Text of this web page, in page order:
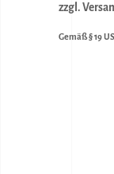
zzgl.
Gemäß § 19